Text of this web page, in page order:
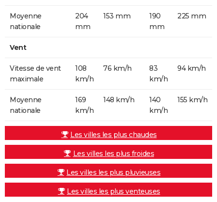
Moyenne
nationale
204
mm
153 mm
190
mm
225 mm
Vent
Vitesse de vent
maximale
108
km/h
76 km/h
83
km/h
94 km/h
Moyenne
nationale
169
km/h
148 km/h
140
km/h
155 km/h
Les villes les plus chaudes
Les villes les plus froides
Les villes les plus pluvieuses
Les villes les plus venteuses